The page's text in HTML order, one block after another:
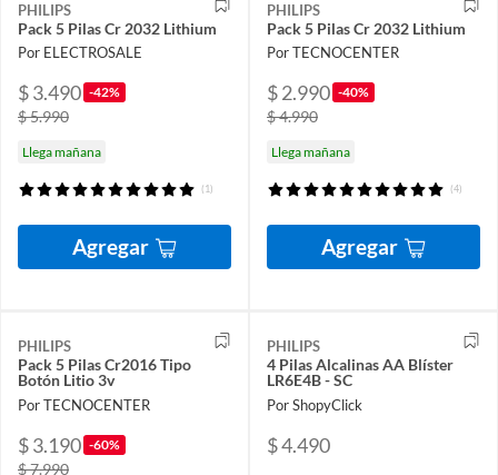
PHILIPS
Pack 5 Pilas Cr 2032 Lithium
Por ELECTROSALE
$ 3.490 -42%
$ 5.990
Llega mañana
(1)
Agregar
PHILIPS
Pack 5 Pilas Cr 2032 Lithium
Por TECNOCENTER
$ 2.990 -40%
$ 4.990
Llega mañana
(4)
Agregar
PHILIPS
Pack 5 Pilas Cr2016 Tipo
Botón Litio 3v
Por TECNOCENTER
$ 3.190 -60%
$ 7.990
PHILIPS
4 Pilas Alcalinas AA Blíster
LR6E4B - SC
Por ShopyClick
$ 4.490